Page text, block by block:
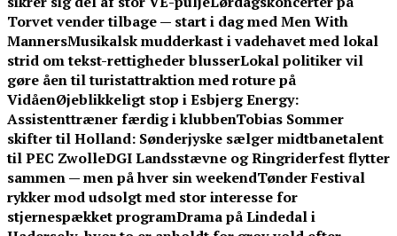
Torvet vender tilbage — start i dag med Men With
MannersMusikalsk mudderkast i vadehavet med lokal
strid om tekst-rettigheder blusserLokal politiker vil
gøre åen til turistattraktion med roture på
VidåenØjeblikkeligt stop i Esbjerg Energy:
Assistenttræner færdig i klubbenTobias Sommer
skifter til Holland: Sønderjyske sælger midtbanetalent
til PEC ZwolleDGI Landsstævne og Ringriderfest flytter
sammen — men på hver sin weekendTønder Festival
rykker mod udsolgt med stor interesse for
stjernespækket programDrama på Lindedal i